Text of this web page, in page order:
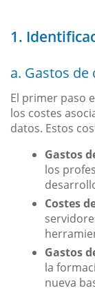
1.
a. Gastos de
El primer paso
los costes
datos. Estos
Gastos
los
Costes
Gastos
la
nueva